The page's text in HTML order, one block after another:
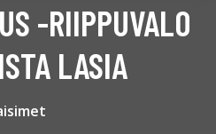
-RIIPPUVALO
LASIA